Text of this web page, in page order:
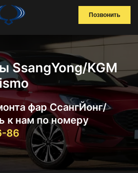
Позвонить
SsangYong/KGM
фар СсангЙонг/
к нам по номеру
86